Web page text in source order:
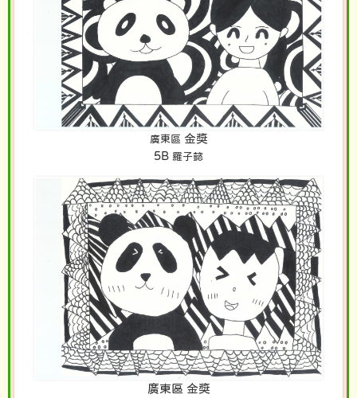
廣東區 金獎
5B 羅子懿
廣東區 金獎